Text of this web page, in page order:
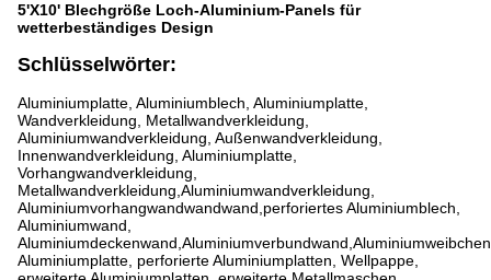
5'X10' Blechgröße Loch-Aluminium-Panels für
wetterbeständiges Design
Schlüsselwörter:
Aluminiumplatte, Aluminiumblech, Aluminiumplatte,
Wandverkleidung, Metallwandverkleidung,
Aluminiumwandverkleidung, Außenwandverkleidung,
Innenwandverkleidung, Aluminiumplatte,
Vorhangwandverkleidung,
Metallwandverkleidung,Aluminiumwandverkleidung,
Aluminiumvorhangwandwandwand,perforiertes Aluminiumblech,
Aluminiumwand,
Aluminiumplatte, perforierte Aluminiumplatten, Wellpappe,